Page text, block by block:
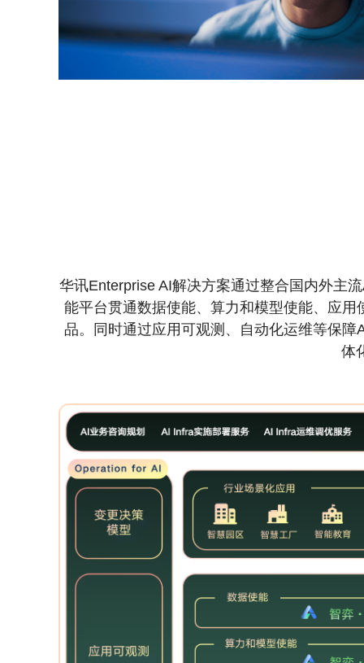
华讯Enterprise AI解决方案通过整合国内外主
能平台贯通数据使能、算力和模型使能、应用
品。同时通过应用可观测、自动化运维等保
体